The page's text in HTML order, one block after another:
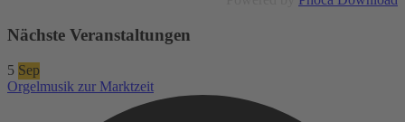
Nächste Veranstaltungen
5 Sep
Orgelmusik zur Marktzeit